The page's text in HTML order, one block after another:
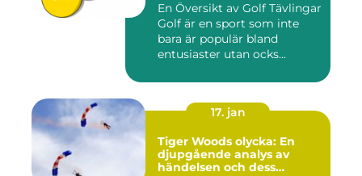
En Översikt av Golf Tävlingar
Golf är en sport som inte
bara är populär bland
entusiaster utan ocks...
17. jan
Tiger Woods olycka: En
djupgående analys av
händelsen och dess